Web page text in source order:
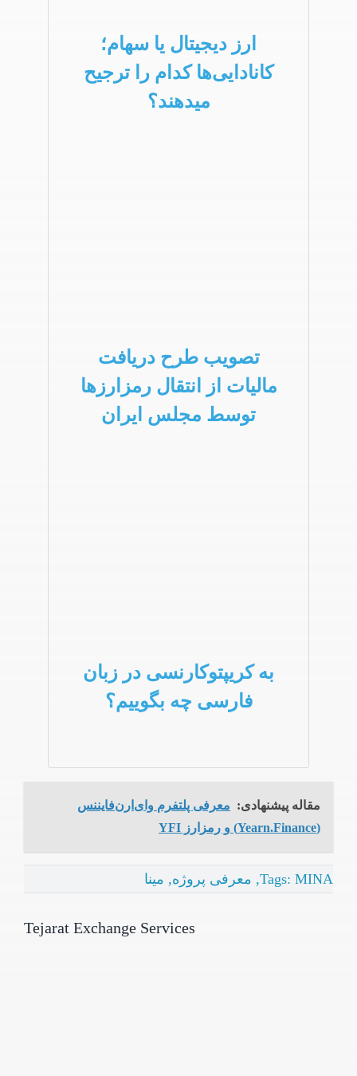
ارز دیجیتال یا سهام؛
کانادایی‌ها کدام را ترجیح
میدهند؟
تصویب طرح دریافت
مالیات از انتقال رمزارزها
توسط مجلس ایران
به کریپتوکارنسی در زبان
فارسی چه بگوییم؟
مقاله پیشنهادی: معرفی پلتفرم وای‌ارن‌فایننس
(Yearn.Finance) و رمزارز YFI
Tags:MINA
, معرفی پروژه, مینا
Tejarat Exchange Services